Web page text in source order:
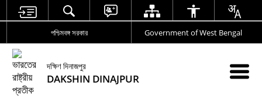
পশ্চিমবঙ্গ সরকার Government of West Bengal
দক্ষিণ দিনাজপুর
DAKSHIN DINAJPUR